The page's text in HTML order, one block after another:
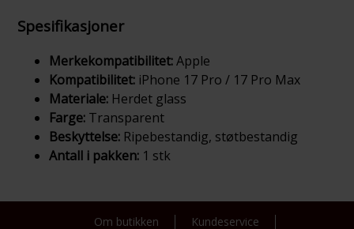
Spesifikasjoner
Merkekompatibilitet:Apple
Kompatibilitet: iPhone 17 Pro / 17 Pro Max
Materiale: Herdet glass
Farge: Transparent
Beskyttelse: Ripebestandig, støtbestandig
Antall i pakken: 1 stk
Om butikken
Kundeservice